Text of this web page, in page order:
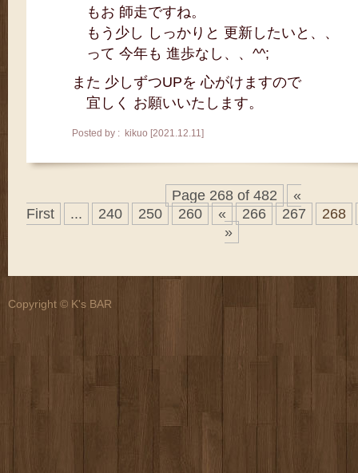
もお 師走ですね。
もう少し しっかりと 更新したいと、、
って 今年も 進歩なし、、^^;
また 少しずつUPを 心がけますので
宜しく お願いいたします。
Posted by : kikuo [2021.12.11]
Page 268 of 482
«
First
... 240 250 260 « 266 267
268
»
Copyright © K's BAR